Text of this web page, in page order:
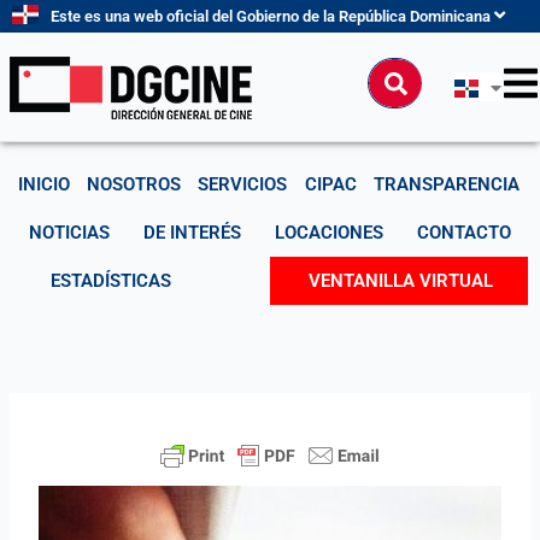
contenido
Este es una web oficial del Gobierno de la República Dominicana
Buscar
INICIO NOSOTROS SERVICIOS CIPAC TRANSPARENCIA
NOTICIAS DE INTERÉS LOCACIONES CONTACTO
ESTADÍSTICAS VENTANILLA VIRTUAL